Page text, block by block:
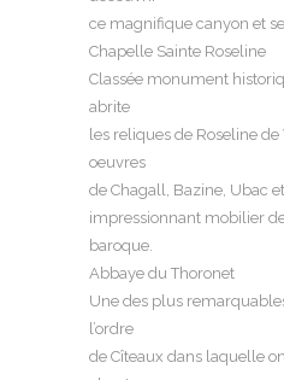
ce magnifique canyon et
Chapelle Sainte Roseline
Classée monument
abrite
les reliques de Roseline
oeuvres
de Chagall, Bazine, Ubac
impressionnant mobilier
baroque.
Abbaye du Thoronet
Une des plus
l’ordre
de Cîteaux dans laquelle